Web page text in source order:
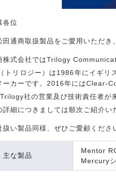
各位
田通商取扱製品をご愛用いただき
株式会社ではTrilogy
トリロジー）は1986年にイギリ
ーカーです。2016年にはClear-
社の営業及び技術責任者が
詳細につきましては順次ご紹介い
扱い製品同様、ぜひご愛顧くださ
主な製品
Mentor
Mercury